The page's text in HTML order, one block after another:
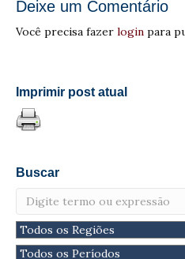
Deixe um Comentário
Você precisa fazer login para
Imprimir post atual
Buscar